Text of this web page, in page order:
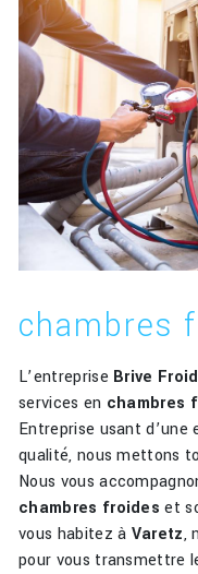
chambres
L’entreprise Brive
services en chambres
Entreprise usant d’une
qualité, nous mettons
Nous vous
chambres froides et
vous habitez à Varetz,
pour vous transmettre